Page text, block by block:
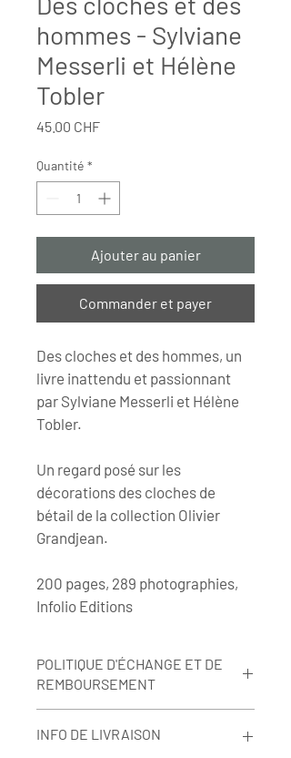
hommes - Sylviane
Messerli et Hélène
Tobler
45.00 CHFPrix
Quantité *
Ajouter au panier
Commander et payer
Des cloches et des hommes, un
livre inattendu et passionnant
par Sylviane Messerli et Hélène
Tobler.
Un regard posé sur les
décorations des cloches de
bétail de la collection Olivier
Grandjean.
200 pages, 289 photographies,
Infolio Editions
POLITIQUE D'ÉCHANGE ET DE
REMBOURSEMENT
remboursés.
INFO DE LIVRAISON